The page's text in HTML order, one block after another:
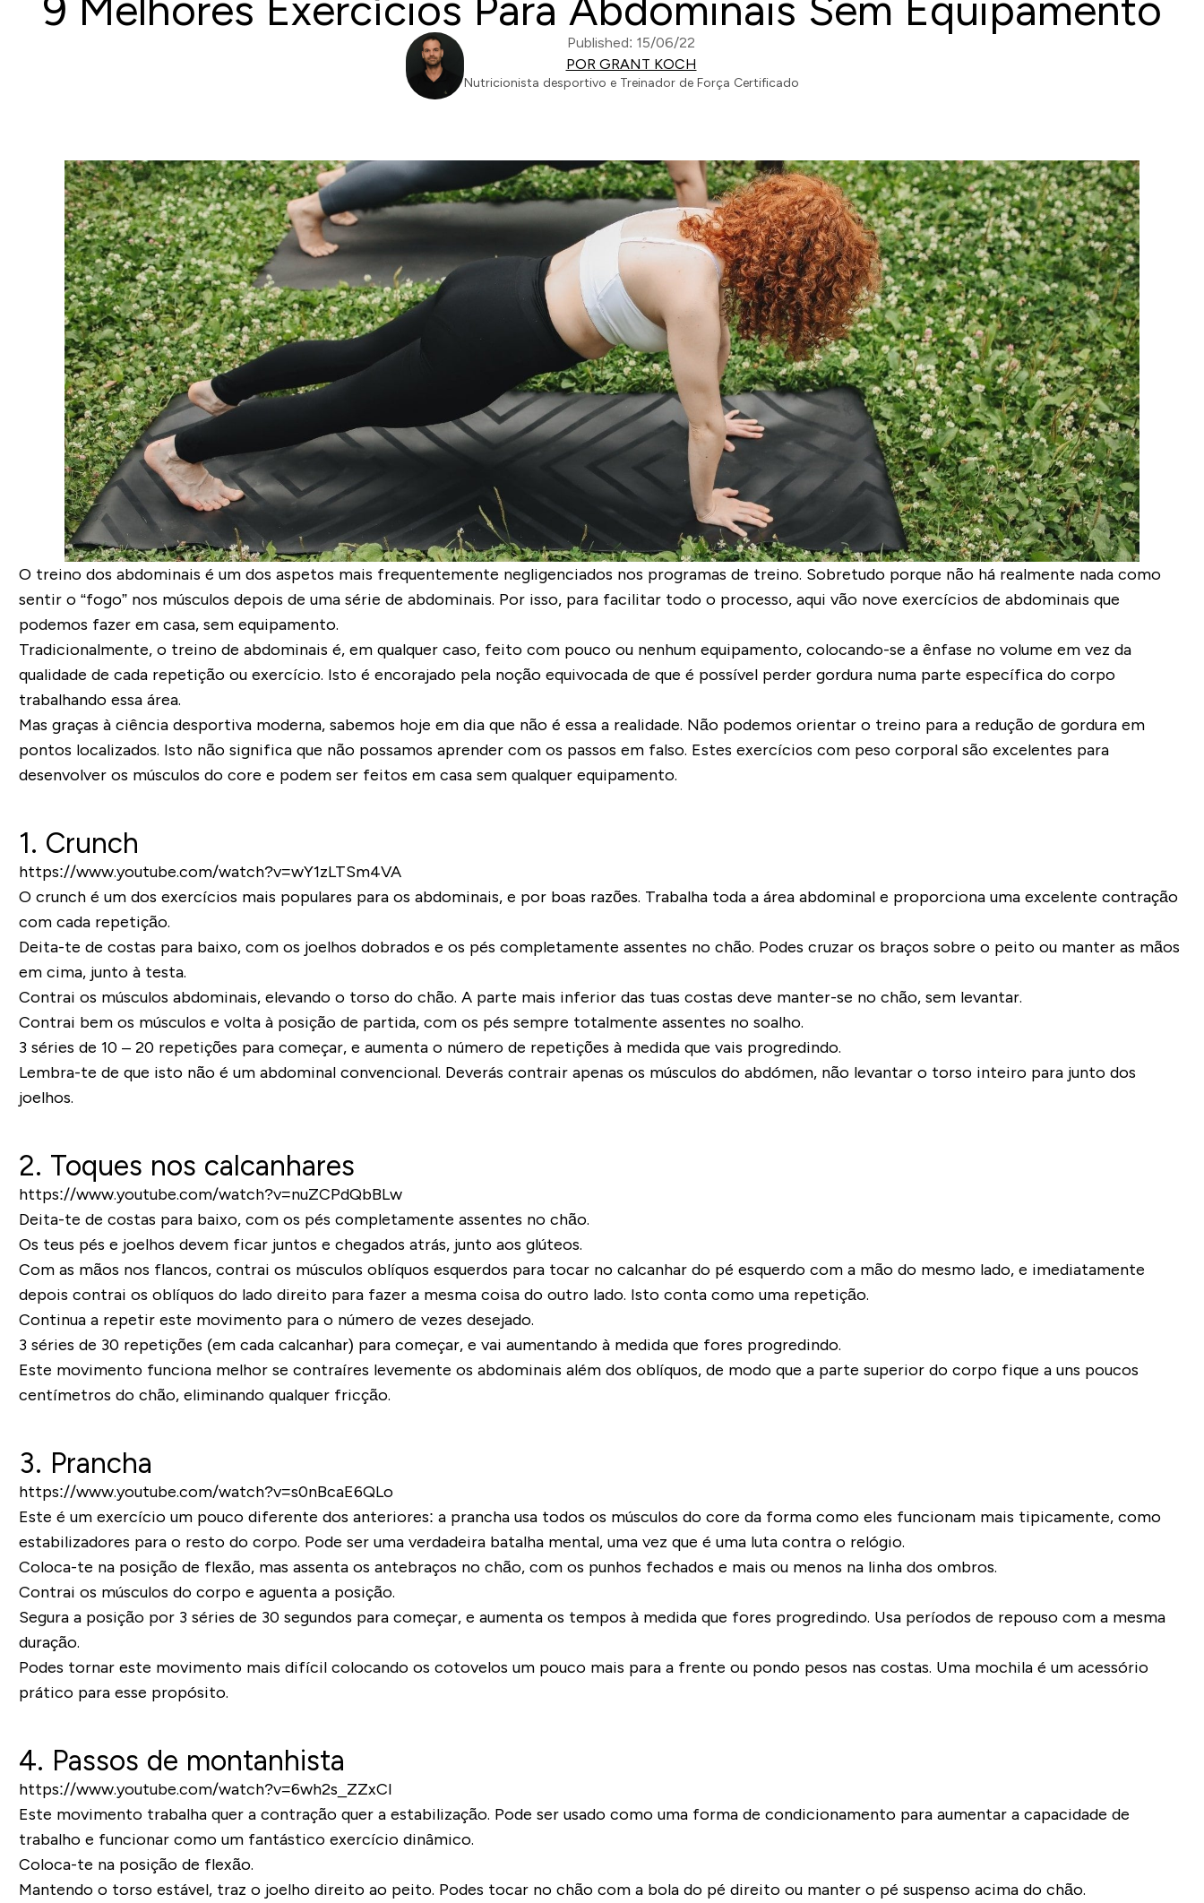
9 Melhores Exercícios Para Abdominais Sem Equipamento
Published: 15/06/22
POR GRANT KOCH
Nutricionista desportivo e Treinador de Força Certificado
O treino dos abdominais é um dos aspetos mais frequentemente negligenciados nos programas de treino. Sobretudo porque não há realmente nada como
sentir o “fogo” nos músculos depois de uma série de abdominais. Por isso, para facilitar todo o processo, aqui vão nove exercícios de abdominais que
podemos fazer em casa, sem equipamento.
Tradicionalmente, o treino de abdominais é, em qualquer caso, feito com pouco ou nenhum equipamento, colocando-se a ênfase no volume em vez da
qualidade de cada repetição ou exercício. Isto é encorajado pela noção equivocada de que é possível perder gordura numa parte específica do corpo
trabalhando essa área.
Mas graças à ciência desportiva moderna, sabemos hoje em dia que não é essa a realidade. Não podemos orientar o treino para a redução de gordura em
pontos localizados. Isto não significa que não possamos aprender com os passos em falso. Estes exercícios com peso corporal são excelentes para
desenvolver os músculos do core e podem ser feitos em casa sem qualquer equipamento.
1. Crunch
https://www.youtube.com/watch?v=wY1zLTSm4VA
O crunch é um dos exercícios mais populares para os abdominais, e por boas razões. Trabalha toda a área abdominal e proporciona uma excelente contração
com cada repetição.
Deita-te de costas para baixo, com os joelhos dobrados e os pés completamente assentes no chão. Podes cruzar os braços sobre o peito ou manter as mãos
em cima, junto à testa.
Contrai os músculos abdominais, elevando o torso do chão. A parte mais inferior das tuas costas deve manter-se no chão, sem levantar.
Contrai bem os músculos e volta à posição de partida, com os pés sempre totalmente assentes no soalho.
3 séries de 10 – 20 repetições para começar, e aumenta o número de repetições à medida que vais progredindo.
Lembra-te de que isto não é um abdominal convencional. Deverás contrair apenas os músculos do abdómen, não levantar o torso inteiro para junto dos
joelhos.
2. Toques nos calcanhares
https://www.youtube.com/watch?v=nuZCPdQbBLw
Deita-te de costas para baixo, com os pés completamente assentes no chão.
Os teus pés e joelhos devem ficar juntos e chegados atrás, junto aos glúteos.
Com as mãos nos flancos, contrai os músculos oblíquos esquerdos para tocar no calcanhar do pé esquerdo com a mão do mesmo lado, e imediatamente
depois contrai os oblíquos do lado direito para fazer a mesma coisa do outro lado. Isto conta como uma repetição.
Continua a repetir este movimento para o número de vezes desejado.
3 séries de 30 repetições (em cada calcanhar) para começar, e vai aumentando à medida que fores progredindo.
Este movimento funciona melhor se contraíres levemente os abdominais além dos oblíquos, de modo que a parte superior do corpo fique a uns poucos
centímetros do chão, eliminando qualquer fricção.
3. Prancha
https://www.youtube.com/watch?v=s0nBcaE6QLo
Este é um exercício um pouco diferente dos anteriores: a prancha usa todos os músculos do core da forma como eles funcionam mais tipicamente, como
estabilizadores para o resto do corpo. Pode ser uma verdadeira batalha mental, uma vez que é uma luta contra o relógio.
Coloca-te na posição de flexão, mas assenta os antebraços no chão, com os punhos fechados e mais ou menos na linha dos ombros.
Contrai os músculos do corpo e aguenta a posição.
Segura a posição por 3 séries de 30 segundos para começar, e aumenta os tempos à medida que fores progredindo. Usa períodos de repouso com a mesma
duração.
Podes tornar este movimento mais difícil colocando os cotovelos um pouco mais para a frente ou pondo pesos nas costas. Uma mochila é um acessório
prático para esse propósito.
4. Passos de montanhista
https://www.youtube.com/watch?v=6wh2s_ZZxCI
Este movimento trabalha quer a contração quer a estabilização. Pode ser usado como uma forma de condicionamento para aumentar a capacidade de
trabalho e funcionar como um fantástico exercício dinâmico.
Coloca-te na posição de flexão.
Mantendo o torso estável, traz o joelho direito ao peito. Podes tocar no chão com a bola do pé direito ou manter o pé suspenso acima do chão.